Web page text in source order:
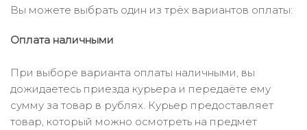
Вы можете выбрать один из трёх вариантов оплаты:
Оплата наличными
При выборе варианта оплаты наличными, вы
дожидаетесь приезда курьера и передаёте ему
сумму за товар в рублях. Курьер предоставляет
товар, который можно осмотреть на предмет